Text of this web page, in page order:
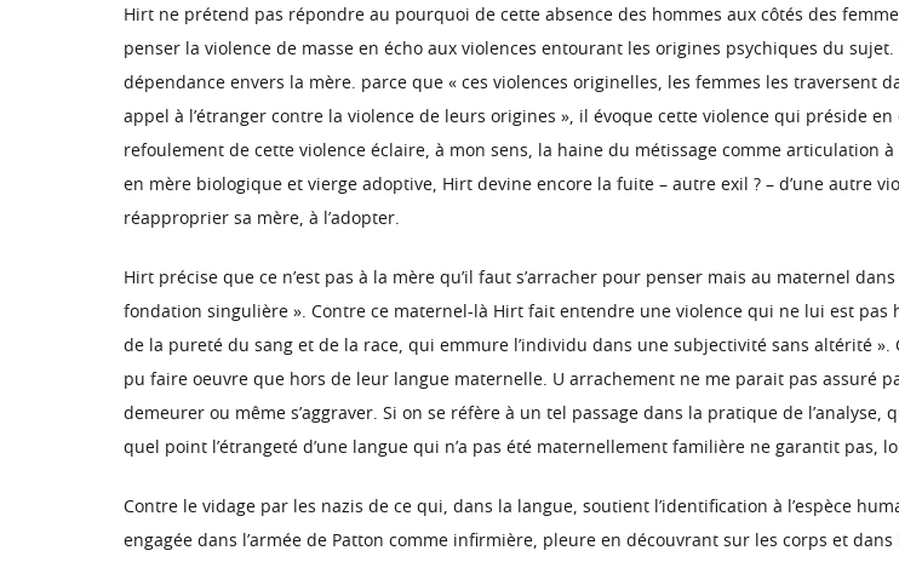
Hirt ne prétend pas répondre au pourquoi de cette absence des hommes aux côtés des
penser la violence de masse en écho aux violences entourant les origines psychiques du
dépendance envers la mère. parce que « ces violences originelles, les femmes les traversent
appel à l’étranger contre la violence de leurs origines », il évoque cette violence qui préside
refoulement de cette violence éclaire, à mon sens, la haine du métissage comme articulation
en mère biologique et vierge adoptive, Hirt devine encore la fuite – autre exil ? – d’une autre
réapproprier sa mère, à l’adopter.
Hirt précise que ce n’est pas à la mère qu’il faut s’arracher pour penser mais au maternel
fondation singulière ». Contre ce maternel-là Hirt fait entendre une violence qui ne lui est
de la pureté du sang et de la race, qui emmure l’individu dans une subjectivité sans altérité ».
pu faire oeuvre que hors de leur langue maternelle. U arrachement ne me parait pas assuré
demeurer ou même s’aggraver. Si on se réfère à un tel passage dans la pratique de
quel point l’étrangeté d’une langue qui n’a pas été maternellement familière ne garantit pas,
Contre le vidage par les nazis de ce qui, dans la langue, soutient l’identification à l’espèce
engagée dans l’armée de Patton comme infirmière, pleure en découvrant sur les corps et